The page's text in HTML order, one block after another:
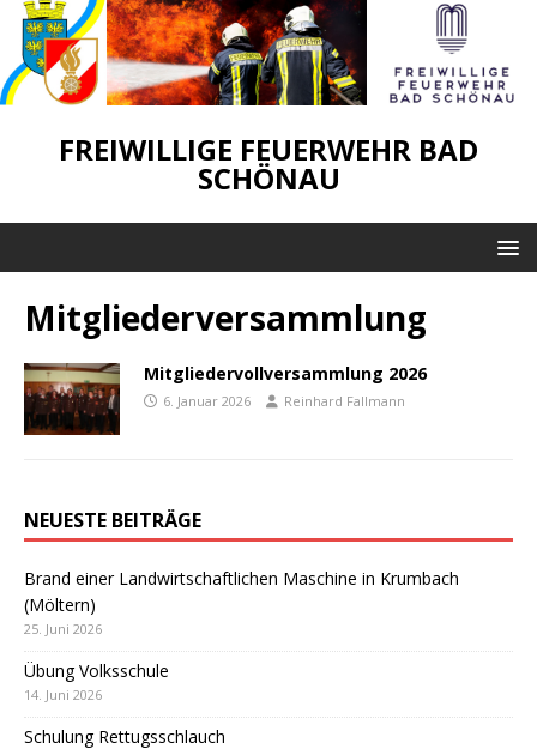
FREIWILLIGE FEUERWEHR BAD
SCHÖNAU
Mitgliederversammlung
Mitgliedervollversammlung 2026
6. Januar 2026 Reinhard Fallmann
NEUESTE BEITRÄGE
Brand einer Landwirtschaftlichen Maschine in Krumbach
(Möltern)
25. Juni 2026
Übung Volksschule
14. Juni 2026
Schulung Rettugsschlauch